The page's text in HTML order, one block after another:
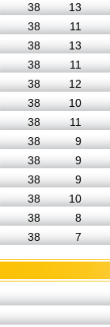
38
13
38
11
38
13
38
11
38
12
38
10
38
11
38
9
38
9
38
9
38
10
38
8
38 7